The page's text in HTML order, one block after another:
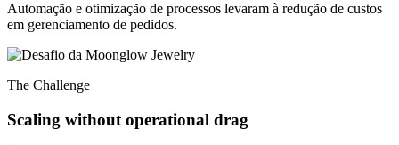
Automação e otimização de processos levaram à redução de custos
em gerenciamento de pedidos.
The Challenge
Scaling without operational drag